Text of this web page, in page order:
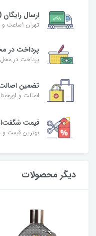
ارسال
تهران 1ساعت و شهرستان 1روز
پرداخت در
پرداخت در محل
تضمین اصالت
اصالت و
قیمت
بهترین قیمت و
دیگر محصولات